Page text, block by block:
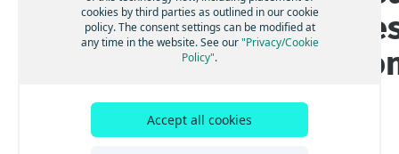
ルートと経路を計算する
視覚化のためのクラスターデータ
地域固有の地図を設定する
マップコントロールとUIでマップをカスタマイ
Angularを使用してHERE Mapsを構築する
Reactを使用してHERE Mapsを構築する
Vue.jsを使用してHERE Mapsを構築する
HERE Maps API for Javascriptをバンドルしてパ
フォーマンスを最適化する
ベストプラクティスと高度なヒント
効率的なマップレンダリングのためのベストプ
GoogleからHERE Maps API for JavaScriptジオコ
ーディングに切り替える
Changing from the metric system
Circle on a map
Display an indoor map
cookies by third parties as outlined in our cookie
policy. The consent settings can be modified at
any time in the website. See our"Privacy/Cookie
Policy".
Accept all cookies